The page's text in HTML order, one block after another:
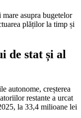
asupra bugetelor
plăților la timp și
de stat și al
autonome, creșterea
restante a urcat
la 33,4 milioane lei